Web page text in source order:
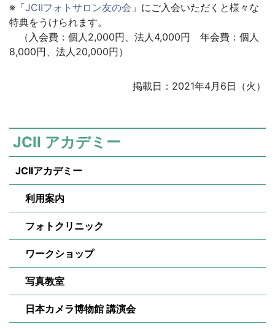
※「JCIIフォトサロン友の会 」にご入会いただくと様々な
特典をうけられます。
（入会費：個人2,000円、法人4,000円 年会費：個人
8,000円、法人20,000円）
掲載日：2021年4月6日（火）
JCII アカデミー
JCIIアカデミー
利用案内
フォトクリニック
ワークショップ
写真教室
日本カメラ博物館 講演会